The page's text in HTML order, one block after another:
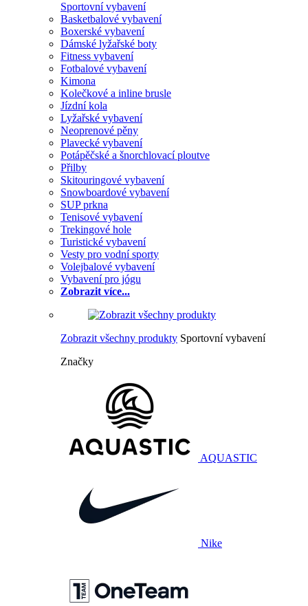
Sportovní vybavení
Basketbalové vybavení
Boxerské vybavení
Dámské lyžařské boty
Fitness vybavení
Fotbalové vybavení
Kimona
Kolečkové a inline brusle
Jízdní kola
Lyžařské vybavení
Neoprenové pěny
Plavecké vybavení
Potápěčské a šnorchlovací ploutve
Přilby
Skitouringové vybavení
Snowboardové vybavení
SUP prkna
Tenisové vybavení
Trekingové hole
Turistické vybavení
Vesty pro vodní sporty
Volejbalové vybavení
Vybavení pro jógu
Zobrazit více...
Zobrazit všechny produkty Sportovní vybavení
Značky
AQUASTIC
Nike